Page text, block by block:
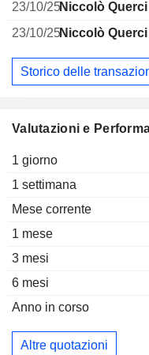
Valutazioni e
1 giorno
1 settimana
Mese corrente
1 mese
3 mesi
6 mesi
Anno in corso
Altre quotazioni
23/10/25Niccolò Querci
23/10/25Niccolò Querci
Storico delle